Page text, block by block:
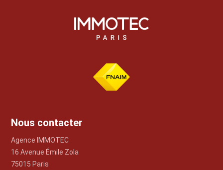
Nous contacter
Agence IMMOTEC
16 Avenue Émile Zola
75015 Paris